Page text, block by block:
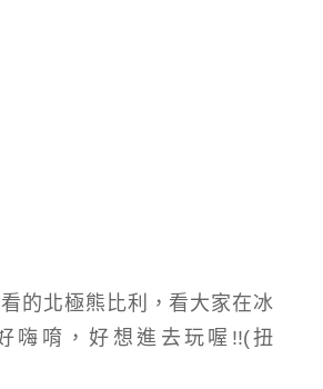
的北極熊比利，看大家在冰
嗨唷，好想進去玩喔!!(扭